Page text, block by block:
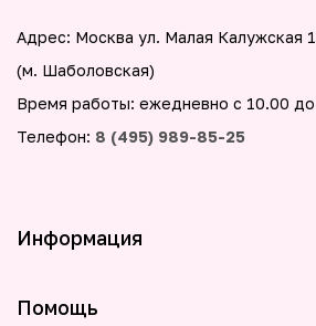
Адрес: Москва ул. Малая Калужская
(м. Шаболовская)
Время работы: ежедневно с 10.00 до
Телефон: 8 (495) 989-85-25
Информация
Помощь